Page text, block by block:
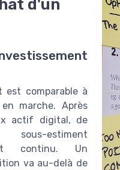
d'un
comparable à
marche. Après
actif digital, de
estiment
continu. Un
va au-delà de